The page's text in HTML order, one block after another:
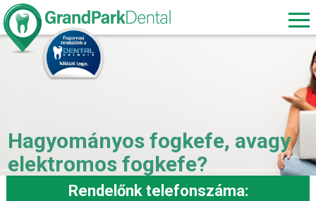
Hagyományos fogkefe, avagy
elektromos fogkefe?
Rendelőnk telefonszáma: